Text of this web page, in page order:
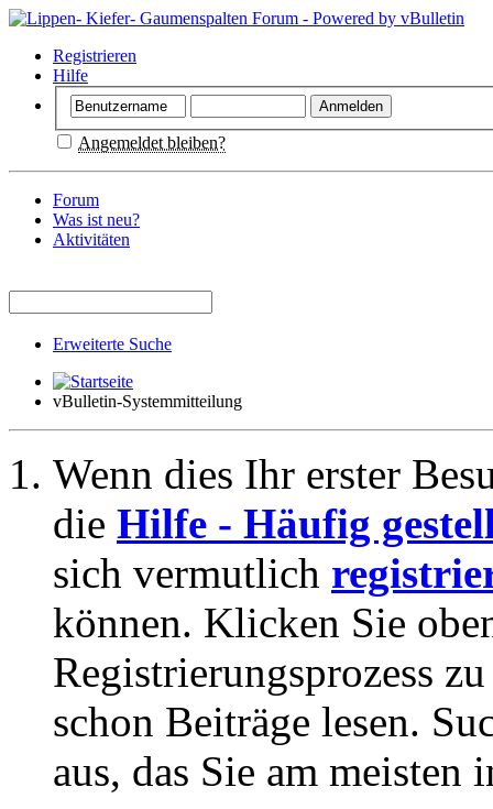
Registrieren
Hilfe
Angemeldet bleiben?
Forum
Was ist neu?
Aktivitäten
Erweiterte Suche
vBulletin-Systemmitteilung
Wenn dies Ihr erster
die Hilfe - Häufig
sich vermutlich
können. Klicken Sie
Registrierungsprozess
schon Beiträge lesen.
aus, das Sie am meisten